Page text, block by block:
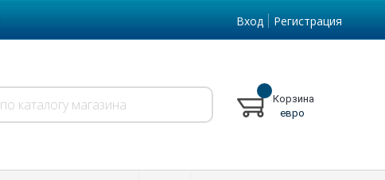
Вход Регистрация
Корзина
евро